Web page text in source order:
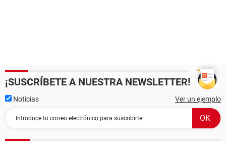
¡SUSCRÍBETE A NUESTRA NEWSLETTER!
Noticias Ver un ejemplo